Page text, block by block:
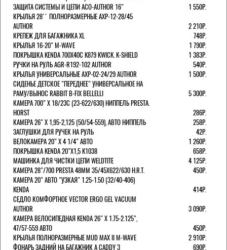
ЗАЩИТА СИСТЕМЫ И ЦЕПИ ACO-AUTHOR 16"
1 550Р.
КРЫЛЬЯ 28'' ПОЛНОРАЗМЕРНЫЕ AXP-12-28/45
AUTHOR
2 210Р.
КРЕПЕЖ ДЛЯ БАГАЖНИКА XL
748Р.
КРЫЛЬЯ 16-20" M-WAVE
1 790Р.
ПОКРЫШКА KENDA 700Х40С K879 KWICK. K-SHIELD
1 383Р.
РУЧКИ НА РУЛЬ AGR-R192-102 AUTHOR
540Р.
КРЫЛЬЯ УНИВЕРСАЛЬНЫЕ AXP-02-24/29 AUTHOR
1 500Р.
СИДЕНЬЕ ДЕТСКОЕ "ПЕРЕДНЕЕ" УНИВЕРСАЛЬНОЕ НА
РАМУ/ВЫНОС RABBIT B-FIX BELLELLI
5 300Р.
КАМЕРА 700" Х 18/23C (23-622/630) НИППЕЛЬ PRESTA.
HORST
286Р.
КАМЕРА 26" X 1,95-2,125 (50/54-559), АВТО НИППЕЛЬ
258Р.
ЗАГЛУШКИ ДЛЯ РУЧЕК НА РУЛЬ
42Р.
ВЕЛОКАМЕРА 20" Х 4 1/4" АВТО
1 260Р.
ПОКРЫШКА KENDA 20"Х1,5 K1038
658Р.
МАШИНКА ДЛЯ ЧИСТКИ ЦЕПИ WELDTITE
4 125Р.
КАМЕРА 28"/700 PRESTA 48ММ 35/45Х622/630 H.R.T.
450Р.
КАМЕРА 20" АВТО "УЗКАЯ" 1.25-1.50 (32/40-406)
KENDA
414Р.
СЕДЛО КОМФОРТНОЕ VECTOR ERGO GEL VACUUM
AUTHOR
3 090Р.
КАМЕРА ВЕЛОСИПЕДНАЯ KENDA 26" Х 1.75-2.125",
47/57-559 АВТО
450Р.
КРЫЛЬЯ ПОЛНОРАЗМЕРНЫЕ MUD MAX II M-WAVE
2 910Р.
ФОНАРЬ ЗАДНИЙ НА БАГАЖНИК A CADDY 3
690Р.